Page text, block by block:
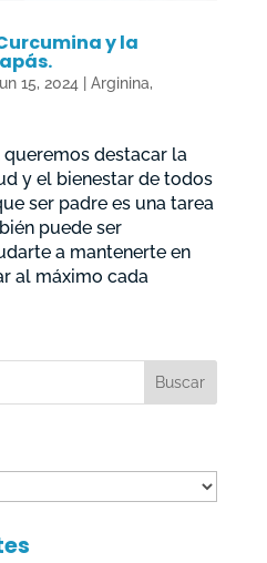
y la
15, 2024 Arginina,
queremos destacar la
y el bienestar de todos
ser padre es una tarea
puede ser
a mantenerte en
al máximo cada